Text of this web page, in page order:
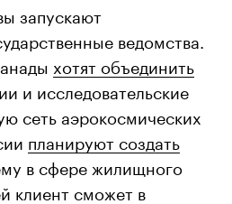
запускают
ведомства.
хотят объединить
и исследовательские
сеть аэрокосмических
планируют создать
в сфере жилищного
клиент сможет в